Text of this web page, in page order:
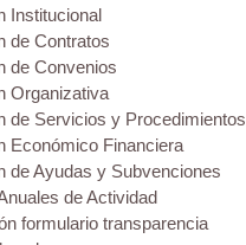
Institucional
de Contratos
de Convenios
Organizativa
de Servicios y Procedimientos
Económico Financiera
de Ayudas y Subvenciones
de Actividad
formulario transparencia